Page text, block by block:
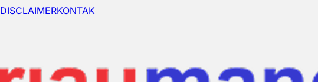
DISCLAIMERKONTAK